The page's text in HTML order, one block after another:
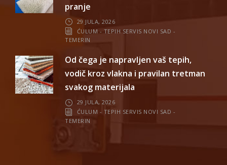
pranje
29 JULA, 2026
ĆULUM - TEPIH SERVIS NOVI SAD -
TEMERIN
Od čega je napravljen vaš tepih,
vodič kroz vlakna i pravilan tretman
svakog materijala
29 JULA, 2026
ĆULUM - TEPIH SERVIS NOVI SAD -
TEMERIN